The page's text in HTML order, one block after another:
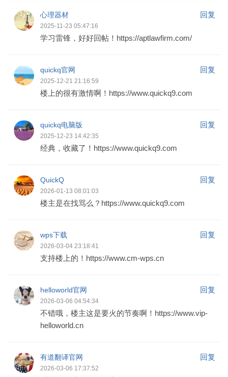
心理器材 回复
2025-11-23 05:47:16
学习雷锋，好好回帖！https://aptlawfirm.com/
quickq官网 回复
2025-12-21 21:16:59
楼上的很有激情啊！https://www.quickq9.com
quickq电脑版 回复
2025-12-23 14:42:35
经典，收藏了！https://www.quickq9.com
QuickQ 回复
2026-01-13 08:01:03
楼主是在找骂么？https://www.quickq9.com
wps下载 回复
2026-03-04 23:18:41
支持楼上的！https://www.cm-wps.cn
helloworld官网 回复
2026-03-06 04:54:34
不错哦，楼主这是要火的节奏啊！https://www.vip-
helloworld.cn
有道翻译官网 回复
2026-03-06 17:37:52